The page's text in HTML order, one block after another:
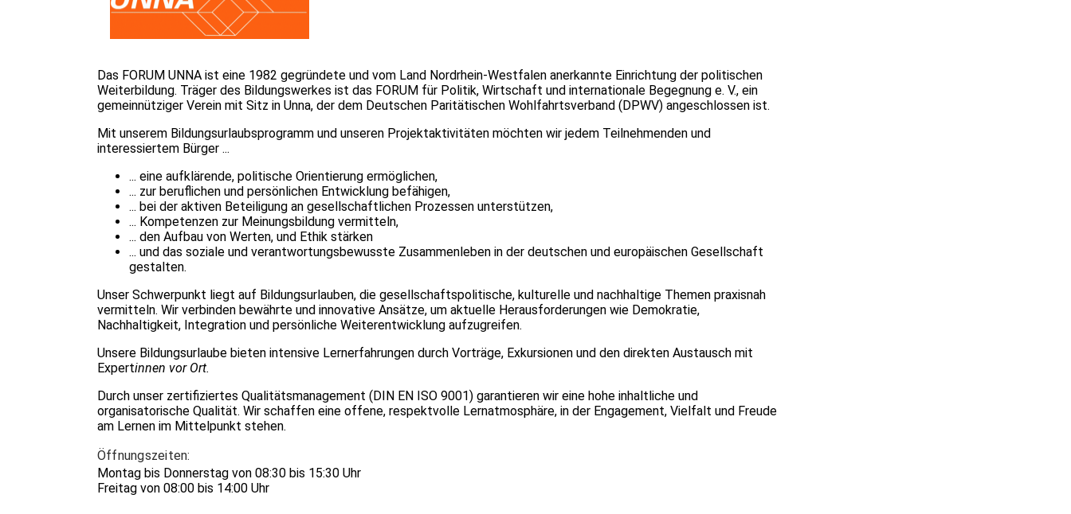
Das FORUM UNNA ist eine 1982 gegründete und vom Land Nordrhein-Westfalen anerkannte Einrichtung der politischen
Weiterbildung. Träger des Bildungswerkes ist das FORUM für Politik, Wirtschaft und internationale Begegnung e. V., ein
gemeinnütziger Verein mit Sitz in Unna, der dem Deutschen Paritätischen Wohlfahrtsverband (DPWV) angeschlossen ist.
Mit unserem Bildungsurlaubsprogramm und unseren Projektaktivitäten möchten wir jedem Teilnehmenden und
interessiertem Bürger ...
... eine aufklärende, politische Orientierung ermöglichen,
... zur beruflichen und persönlichen Entwicklung befähigen,
... bei der aktiven Beteiligung an gesellschaftlichen Prozessen unterstützen,
... Kompetenzen zur Meinungsbildung vermitteln,
... den Aufbau von Werten, und Ethik stärken
... und das soziale und verantwortungsbewusste Zusammenleben in der deutschen und europäischen Gesellschaft
gestalten.
Unser Schwerpunkt liegt auf Bildungsurlauben, die gesellschaftspolitische, kulturelle und nachhaltige Themen praxisnah
vermitteln. Wir verbinden bewährte und innovative Ansätze, um aktuelle Herausforderungen wie Demokratie,
Nachhaltigkeit, Integration und persönliche Weiterentwicklung aufzugreifen.
Unsere Bildungsurlaube bieten intensive Lernerfahrungen durch Vorträge, Exkursionen und den direkten Austausch mit
Expertinnen vor Ort.
Durch unser zertifiziertes Qualitätsmanagement (DIN EN ISO 9001) garantieren wir eine hohe inhaltliche und
organisatorische Qualität. Wir schaffen eine offene, respektvolle Lernatmosphäre, in der Engagement, Vielfalt und Freude
am Lernen im Mittelpunkt stehen.
Öffnungszeiten:
Montag bis Donnerstag von 08:30 bis 15:30 Uhr
Freitag von 08:00 bis 14:00 Uhr